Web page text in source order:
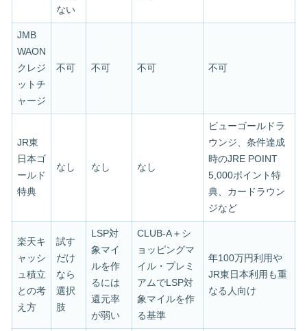
ない
JMB
WAON
クレジ
ットチ
ャージ
不可 不可 不可 不可
JR東
日本ゴ
ールド
特典
なし なし なし
ビューゴールドラ
ウンジ、条件達成
時のJRE POINT
5,000ポイント特
典、カードラウン
ジなど
楽天キ
ャッシ
ュ積立
との考
え方
試す
だけ
なら
選択
肢
LSP対
象マイ
ルを作
るには
還元率
が弱い
CLUB-A＋シ
ョッピングマ
イル・プレミ
アムでLSP対
象マイルを作
る基準
年100万円利用や
JR東日本利用も重
なる人向け